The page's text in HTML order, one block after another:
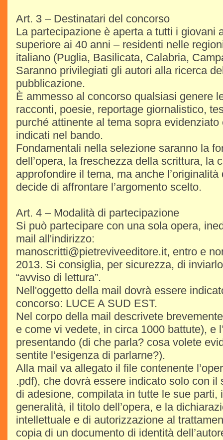
Art. 3 – Destinatari del concorso
La partecipazione è aperta a tutti i giovani
superiore ai 40 anni – residenti nelle
italiano (Puglia, Basilicata, Calabria,
Saranno privilegiati gli autori alla ricerca
pubblicazione.
È ammesso al concorso qualsiasi genere
racconti, poesie, reportage giornalistico,
purché attinente al tema sopra evidenziato
indicati nel bando.
Fondamentali nella selezione saranno la
dell’opera, la freschezza della scrittura, la
approfondire il tema, ma anche
decide di affrontare l’argomento scelto.
Art. 4 – Modalità di partecipazione
Si può partecipare con una sola opera,
mail all'indirizzo:
manoscritti@pietreviveeditore.it, entro e
2013. Si consiglia, per sicurezza, di
“avviso di lettura”.
Nell'oggetto della mail dovrà essere
concorso: LUCE A SUD EST.
Nel corpo della mail descrivete
e come vi vedete, in circa 1000 battute), e
presentando (di che parla? cosa volete
sentite l’esigenza di parlarne?).
Alla mail va allegato il file contenente
.pdf), che dovrà essere indicato solo con il
di adesione, compilata in tutte le sue parti,
generalità, il titolo dell’opera, e la
intellettuale e di autorizzazione al
copia di un documento di identità